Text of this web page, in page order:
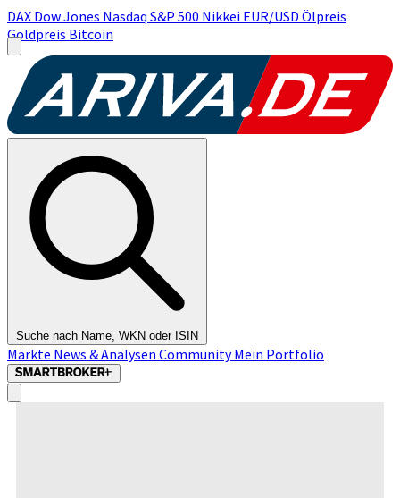
DAX Dow Jones Nasdaq S&P 500 Nikkei EUR/USD Ölpreis
Goldpreis Bitcoin
Suche nach Name, WKN oder ISIN
Märkte News & Analysen CommunityMein Portfolio